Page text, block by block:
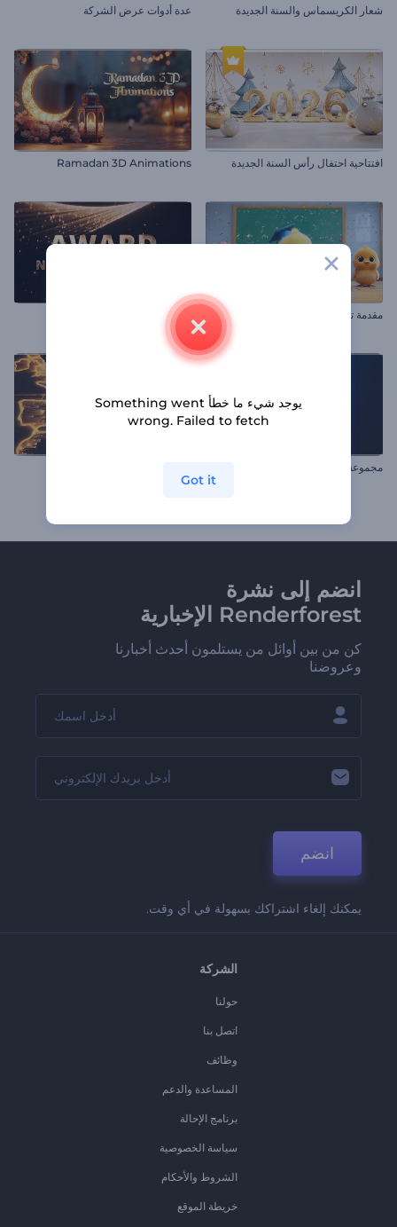
شعار الكريسماس والسنة الجديدة عدة أدوات عرض الشركة
افتتاحية احتفال رأس السنة الجديدة Ramadan 3D Animations
مقدمة تخرج تشيك حزمة ترشيحات الجوائز
مجموعة بث فيديوهات أفضل 10
انضم إلى نشرة
Renderforest الإخبارية
كن من بين أوائل من يستلمون أحدث أخبارنا
وعروضنا
انضم
يمكنك إلغاء اشتراكك بسهولة في أي وقت.
الشركة
حولنا
اتصل بنا
وظائف
المساعدة والدعم
برنامج الإحالة
سياسة الخصوصية
الشروط والأحكام
خريطة الموقع
يوجد شيء ما خطأ Something went
wrong. Failed to fetch
Got it